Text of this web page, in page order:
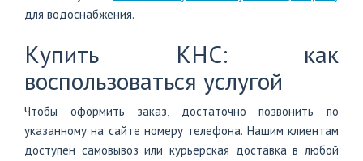
для водоснабжения.
Купить КНС: как
воспользоваться услугой
Чтобы оформить заказ, достаточно позвонить по
указанному на сайте номеру телефона. Нашим клиентам
доступен самовывоз или курьерская доставка в любой